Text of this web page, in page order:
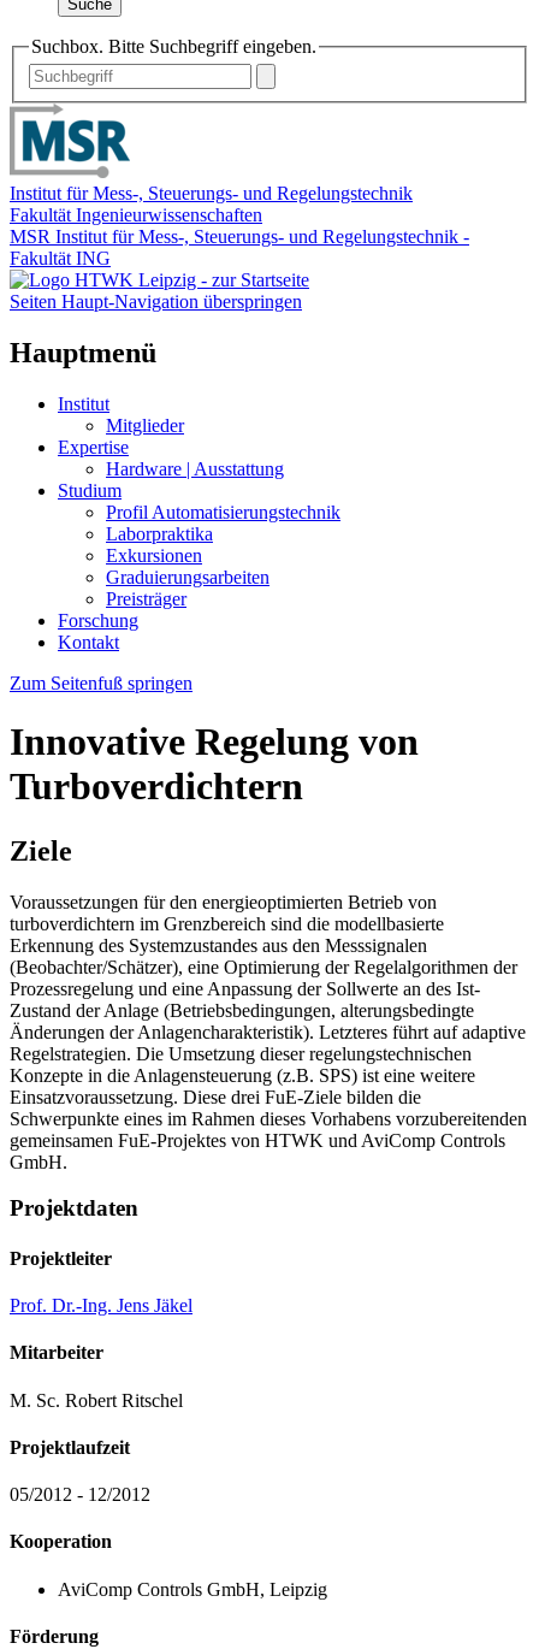
Suche
Suchbox. Bitte Suchbegriff eingeben.
Institut für Mess-, Steuerungs- und Regelungstechnik
Fakultät Ingenieurwissenschaften
MSR Institut für Mess-, Steuerungs- und Regelungstechnik -
Fakultät ING
Seiten Haupt-Navigation überspringen
Hauptmenü
Institut
Mitglieder
Expertise
Hardware | Ausstattung
Studium
Profil Automatisierungstechnik
Laborpraktika
Exkursionen
Graduierungsarbeiten
Preisträger
Forschung
Kontakt
Zum Seitenfuß springen
Innovative Regelung von
Turboverdichtern
Ziele
Voraussetzungen für den energieoptimierten Betrieb von
turboverdichtern im Grenzbereich sind die modellbasierte
Erkennung des Systemzustandes aus den Messsignalen
(Beobachter/Schätzer), eine Optimierung der Regelalgorithmen der
Prozessregelung und eine Anpassung der Sollwerte an des Ist-
Zustand der Anlage (Betriebsbedingungen, alterungsbedingte
Änderungen der Anlagencharakteristik). Letzteres führt auf adaptive
Regelstrategien. Die Umsetzung dieser regelungstechnischen
Konzepte in die Anlagensteuerung (z.B. SPS) ist eine weitere
Einsatzvoraussetzung. Diese drei FuE-Ziele bilden die
Schwerpunkte eines im Rahmen dieses Vorhabens vorzubereitenden
gemeinsamen FuE-Projektes von HTWK und AviComp Controls
GmbH.
Projektdaten
Projektleiter
Prof. Dr.-Ing. Jens Jäkel
Mitarbeiter
M. Sc. Robert Ritschel
Projektlaufzeit
05/2012 - 12/2012
Kooperation
AviComp Controls GmbH, Leipzig
Förderung